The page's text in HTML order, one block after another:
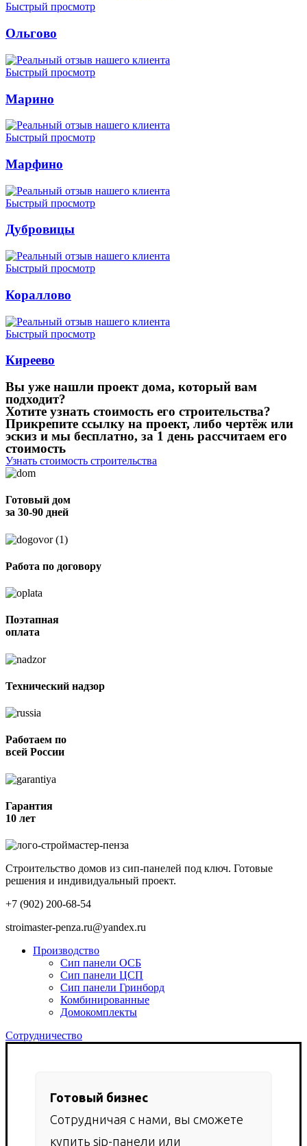
Быстрый просмотр
Ольгово
Быстрый просмотр
Марино
Быстрый просмотр
Марфино
Быстрый просмотр
Дубровицы
Быстрый просмотр
Кораллово
Быстрый просмотр
Киреево
Вы уже нашли проект дома, который вам
подходит?
Хотите узнать стоимость его строительства?
Прикрепите ссылку на проект, либо чертёж или
эскиз и мы бесплатно, за 1 день рассчитаем его
стоимость
Узнать стоимость строительства
Готовый дом
за 30-90 дней
Работа по договору
Поэтапная
оплата
Технический надзор
Работаем по
всей России
Гарантия
10 лет
Строительство домов из сип-панелей под ключ. Готовые
решения и индивидуальный проект.
+7 (902) 200-68-54
stroimaster-penza.ru@yandex.ru
Производство
Сип панели ОСБ
Сип панели ЦСП
Сип панели Гринборд
Комбинированные
Домокомплекты
Сотрудничество
Готовый бизнес
Сотрудничая с нами, вы сможете
купить sip-панели или